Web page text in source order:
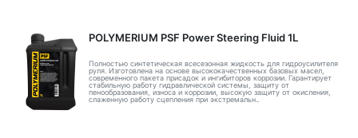
POLYMERIUM PSF Power Steering Fluid 1L
Полностью синтетическая всесезонная жидкость для гидроусилителя
руля. Изготовлена на основе высококачественных базовых масел,
современного пакета присадок и ингибиторов коррозии. Гарантирует
стабильную работу гидравлической системы, защиту от
пенообразования, износа и коррозии, высокую защиту от окисления,
слаженную работу сцепления при экстремальн..